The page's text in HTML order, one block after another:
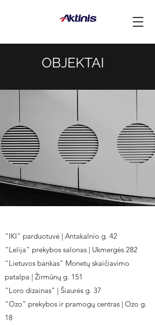
OBJEKTAI
"IKI" parduotuvė | Antakalnio g. 42
"Lelija" prekybos salonas | Ukmergės 282
"Lietuvos bankas" Monetų skaičiavimo
patalpa | Žirmūnų g. 151
"Loro dizainas" | Šiaurės g. 37
"Ozo" prekybos ir pramogų centras | Ozo g.
18